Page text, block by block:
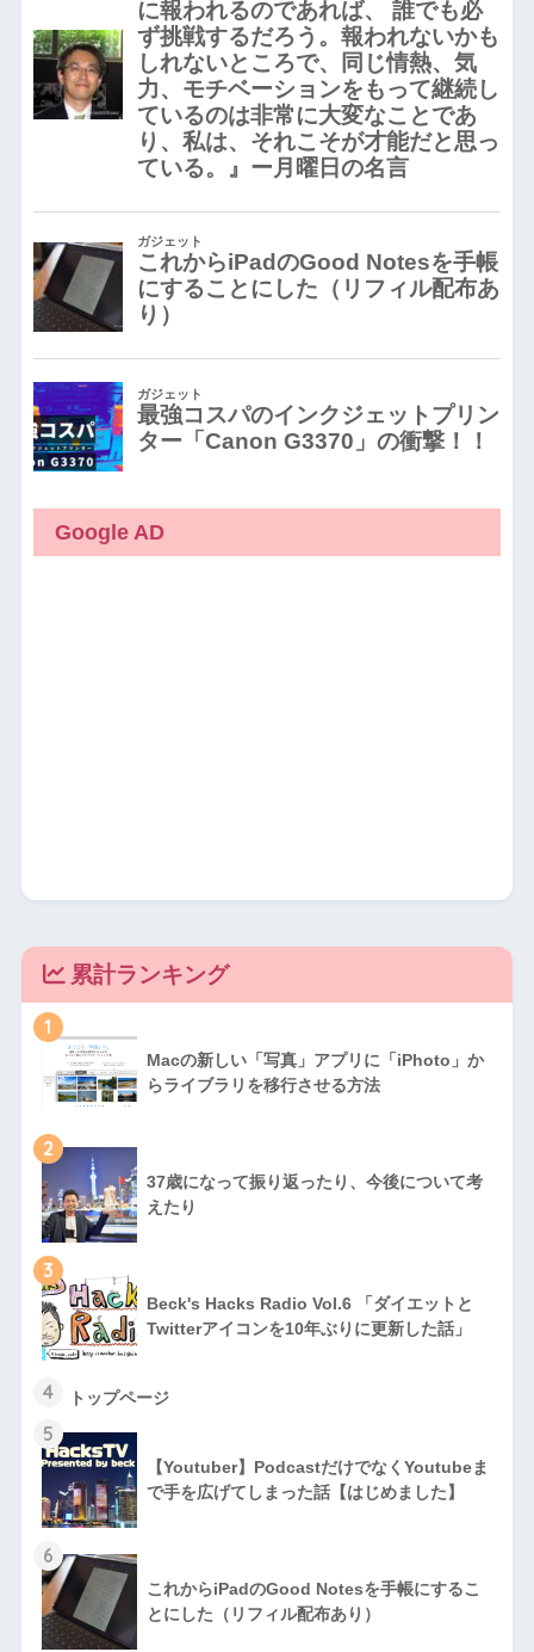
Google AD
累計ランキング
1
Macの新しい「写真」アプリに「iPhoto」か
らライブラリを移行させる方法
2
37歳になって振り返ったり、今後について考
えたり
3
Beck's Hacks Radio Vol.6 「ダイエットと
Twitterアイコンを10年ぶりに更新した話」
4 トップページ
5
【Youtuber】PodcastだけでなくYoutubeま
で手を広げてしまった話【はじめました】
6
これからiPadのGood Notesを手帳にするこ
とにした（リフィル配布あり）